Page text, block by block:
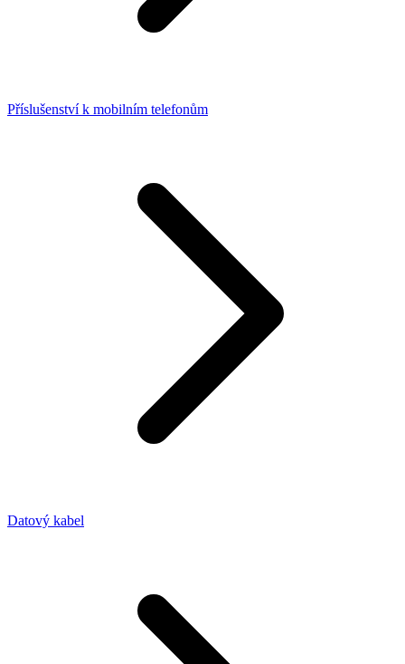
Příslušenství k mobilním telefonům
Datový kabel